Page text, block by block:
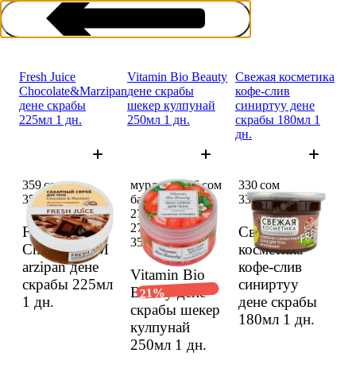
Скрабтар
Fresh Juice
Chocolate&Marzipan
дене скрабы
225мл 1 дн.
Fresh Juice
Chocolate&M
arzipan дене
скрабы 225мл
1 дн.
359 сом
359 сом
Vitamin Bio Beauty
дене скрабы
шекер кулпунай
250мл 1 дн.
Vitamin Bio
Beauty дене
скрабы шекер
кулпунай
250мл 1 дн.
мурдагы 356 сом
баанын ордуна
279,49 сом
279,49 сом
356 сом
21%
Свежая косметика
кофе-слив
синиртуу дене
скрабы 180мл 1
дн.
Свежая
косметика
кофе-слив
синиртуу
дене скрабы
180мл 1 дн.
330 сом
330 сом